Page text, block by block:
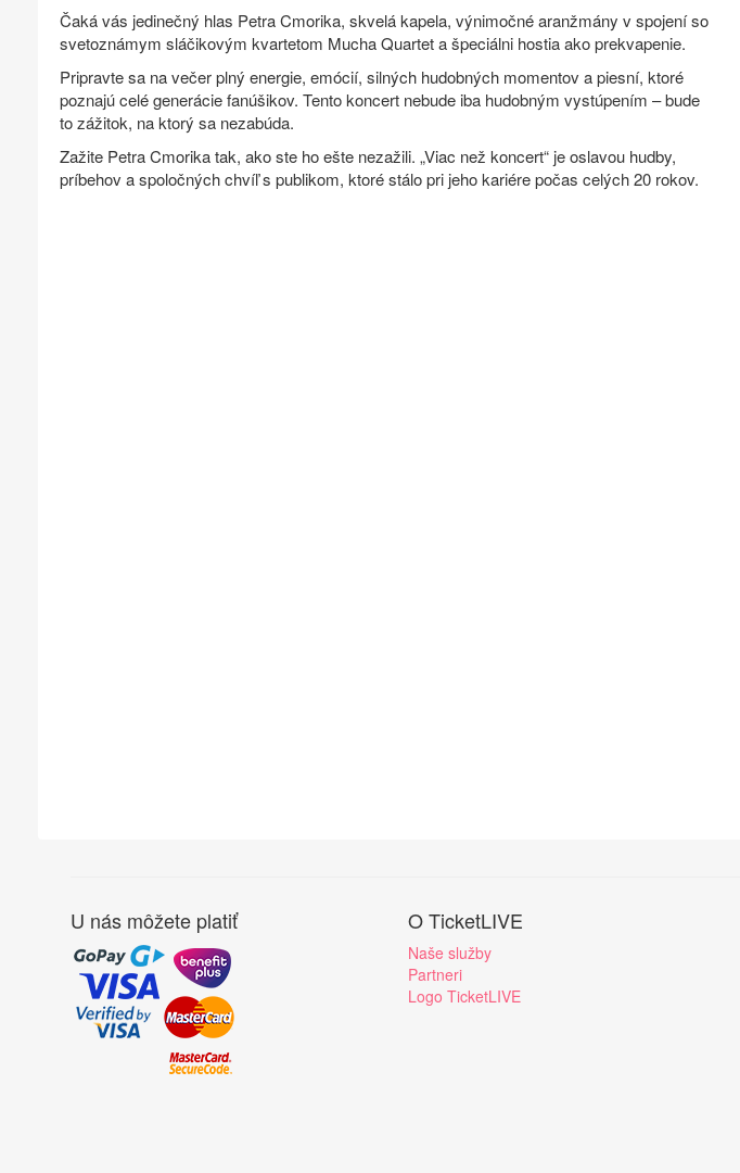
Čaká vás jedinečný hlas Petra Cmorika, skvelá kapela, výnimočné aranžmány v spojení so
svetoznámym sláčikovým kvartetom Mucha Quartet a špeciálni hostia ako prekvapenie.
Pripravte sa na večer plný energie, emócií, silných hudobných momentov a piesní, ktoré
poznajú celé generácie fanúšikov. Tento koncert nebude iba hudobným vystúpením – bude
to zážitok, na ktorý sa nezabúda.
Zažite Petra Cmorika tak, ako ste ho ešte nezažili. „Viac než koncert“ je oslavou hudby,
príbehov a spoločných chvíľ s publikom, ktoré stálo pri jeho kariére počas celých 20 rokov.
U nás môžete platiť O TicketLIVE
Naše služby
Partneri
Logo TicketLIVE